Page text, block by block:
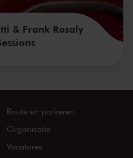
& Frank Rosaly
Route en parkeren
Organisatie
Vacatures